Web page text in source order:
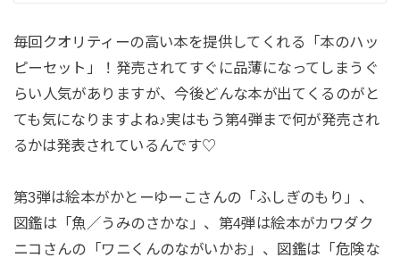
毎回クオリティーの高い本を提供してくれる「本のハッ
ピーセット」！発売されてすぐに品薄になってしまうぐ
らい人気がありますが、今後どんな本が出てくるのがと
ても気になりますよね♪実はもう第4弾まで何が発売され
るかは発表されているんです♡
第3弾は絵本がかとーゆーこさんの「ふしぎのもり」、
図鑑は「魚／うみのさかな」、第4弾は絵本がカワダク
ニコさんの「ワニくんのながいかお」、図鑑は「危険な